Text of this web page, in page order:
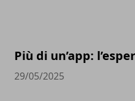
Più di un’app:
29/05/2025